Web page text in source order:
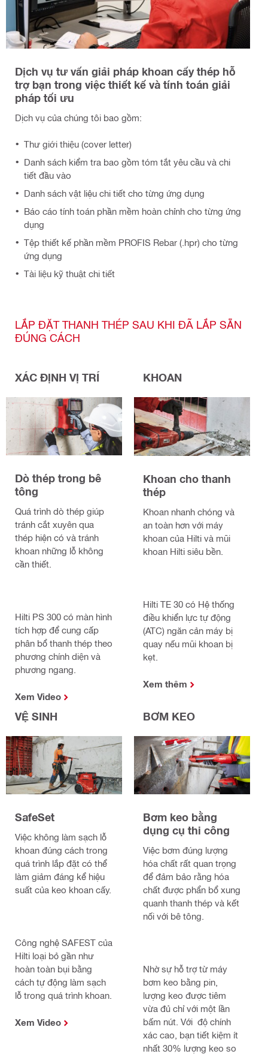
Dịch vụ tư vấn giải pháp khoan cấy thép hỗ
trợ bạn trong việc thiết kế và tính toán giải
pháp tối ưu
Dịch vụ của chúng tôi bao gồm:
Thư giới thiệu (cover letter)
Danh sách kiểm tra bao gồm tóm tắt yêu cầu và chi
tiết đầu vào
Danh sách vật liệu chi tiết cho từng ứng dụng
Báo cáo tính toán phần mềm hoàn chỉnh cho từng ứng
dụng
Tệp thiết kế phần mềm PROFIS Rebar (.hpr) cho từng
ứng dụng
Tài liệu kỹ thuật chi tiết
LẮP ĐẶT THANH THÉP SAU KHI ĐÃ LẮP SẴN
ĐÚNG CÁCH
XÁC ĐỊNH VỊ TRÍ
Dò thép trong bê
tông
Quá trình dò thép giúp
tránh cắt xuyên qua
thép hiện có và tránh
khoan những lỗ không
cần thiết.
Hilti PS 300 có màn hình
tích hợp để cung cấp
phân bổ thanh thép theo
phương chính diện và
phương ngang.
Xem Video​
KHOAN
Khoan cho thanh
thép
Khoan nhanh chóng và
an toàn hơn với máy
khoan của Hilti và mũi
khoan Hilti siêu bền.
Hilti TE 30 có Hệ thống
điều khiển lực tự động
(ATC) ngăn cản máy bị
quay nếu mũi khoan bị
kẹt.​
Xem thêm
VỆ SINH
SafeSet
Việc không làm sạch lỗ
khoan đúng cách trong
quá trình lắp đặt có thể
làm giảm đáng kể hiệu
suất của keo khoan cấy.
Công nghệ SAFEST của
Hilti loại bỏ gần như
hoàn toàn bụi bằng
cách tự động làm sạch
lỗ trong quá trình khoan.
Xem Video​
BƠM KEO
Bơm keo bằng
dụng cụ thi công
Việc bơm đúng lượng
hóa chất rất quan trọng
để đảm bảo rằng hóa
chất được phẩn bổ xung
quanh thanh thép và kết
nối với bê tông.
Nhờ sự hỗ trợ từ máy
bơm keo bằng pin,
lượng keo được tiêm
vừa đủ chỉ với một lần
bấm nút. Với độ chính
xác cao, bạn tiết kiệm ít
nhất 30% lượng keo so